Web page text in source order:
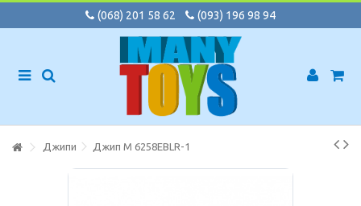
(068) 201 58 62 (093) 196 98 94
Джипи Джип M 6258EBLR-1